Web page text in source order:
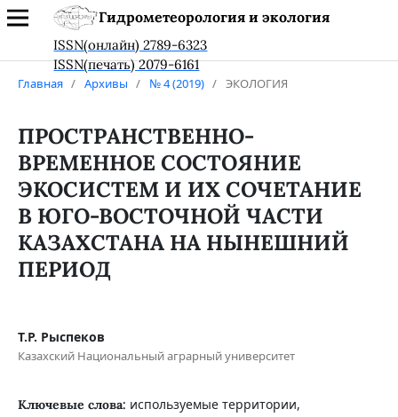
Гидрометеорология и экология
ISSN(онлайн) 2789-6323
ISSN(печать) 2079-6161
Главная / Архивы / № 4 (2019) / ЭКОЛОГИЯ
ПРОСТРАНСТВЕННО-
ВРЕМЕННОЕ СОСТОЯНИЕ
ЭКОСИСТЕМ И ИХ СОЧЕТАНИЕ
В ЮГО-ВОСТОЧНОЙ ЧАСТИ
КАЗАХСТАНА НА НЫНЕШНИЙ
ПЕРИОД
Т.Р. Рыспеков
Казахский Национальный аграрный университет
Ключевые слова: используемые территории,